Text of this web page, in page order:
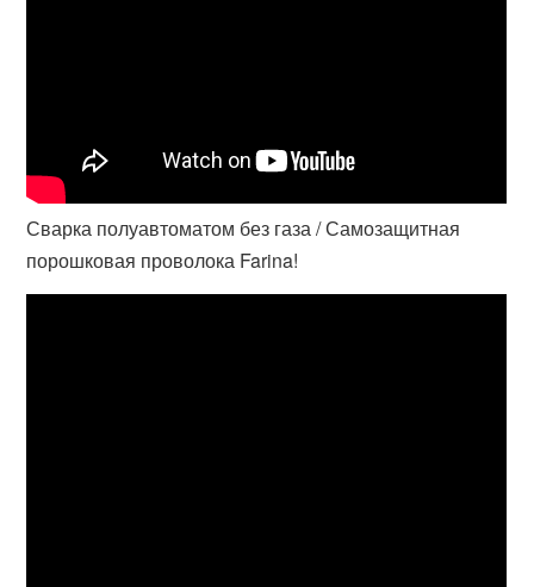
Сварка полуавтоматом без газа / Самозащитная
порошковая проволока Farina!